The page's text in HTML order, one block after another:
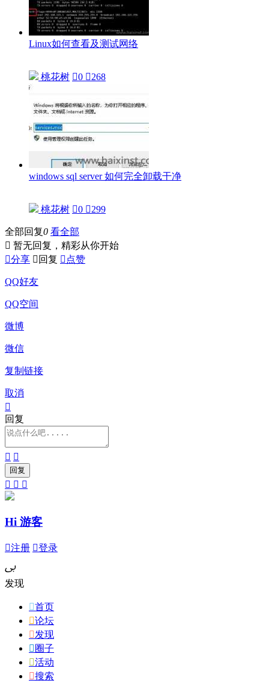
Linux如何查看及测试网络
桃花树 0 268
windows sql server 如何完全卸载干净
桃花树 0 299
全部回复0 看全部
 暂无回复，精彩从你开始
分享  回复  点赞
QQ好友
QQ空间
微博
微信
复制链接
取消

回复
 
  
Hi 游客
注册 登录
ﰉ
发现
首页
论坛
发现
 圈子
活动
搜索